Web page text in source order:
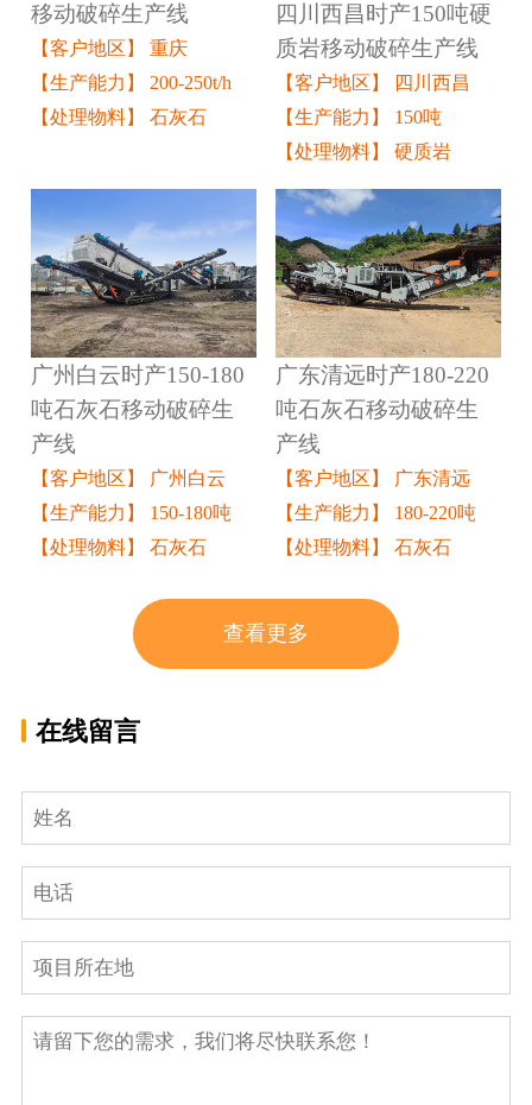
移动破碎生产线
【客户地区】 重庆
【生产能力】 200-250t/h
【处理物料】 石灰石
四川西昌时产150吨硬
质岩移动破碎生产线
【客户地区】 四川西昌
【生产能力】 150吨
【处理物料】 硬质岩
广州白云时产150-180
吨石灰石移动破碎生
产线
【客户地区】 广州白云
【生产能力】 150-180吨
【处理物料】 石灰石
广东清远时产180-220
吨石灰石移动破碎生
产线
【客户地区】 广东清远
【生产能力】 180-220吨
【处理物料】 石灰石
查看更多
在线留言